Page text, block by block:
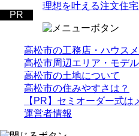
理想を叶える注文住
高松市の工務店・ハウス
高松市周辺エリア・モデ
高松市の土地について
高松市の住みやすさは？
【PR】セミオーダー式は
運営者情報